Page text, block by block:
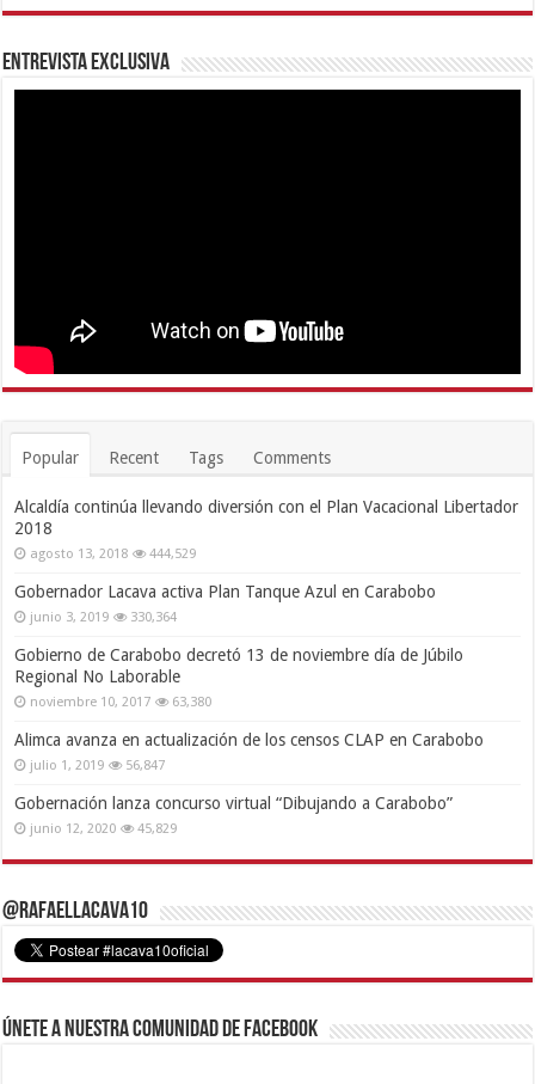
Entrevista Exclusiva
Popular Recent Tags Comments
Alcaldía continúa llevando diversión con el Plan Vacacional Libertador
2018
agosto 13, 2018 444,529
Gobernador Lacava activa Plan Tanque Azul en Carabobo
junio 3, 2019 330,364
Gobierno de Carabobo decretó 13 de noviembre día de Júbilo
Regional No Laborable
noviembre 10, 2017 63,380
Alimca avanza en actualización de los censos CLAP en Carabobo
julio 1, 2019 56,847
Gobernación lanza concurso virtual “Dibujando a Carabobo”
junio 12, 2020 45,829
@RafaelLacava10
Únete a nuestra comunidad de Facebook